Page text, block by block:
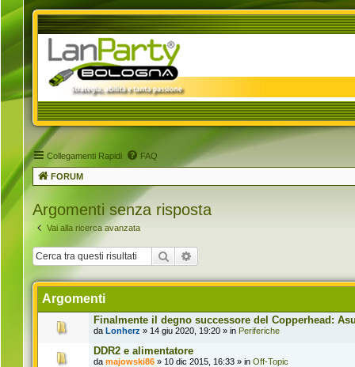
Collegamenti Rapidi FAQ
FORUM
Argomenti senza risposta
Vai alla ricerca avanzata
Cerca
Argomenti
Finalmente il degno successore del Copperhead:
da Lonherz » 14 giu 2020, 19:20 » in Periferiche
DDR2 e alimentatore
da majowski86 » 10 dic 2015, 16:33 » in Off-Topic